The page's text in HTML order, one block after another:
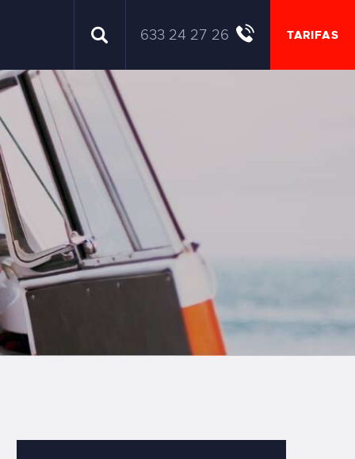
633 24 27 26 TARIFAS